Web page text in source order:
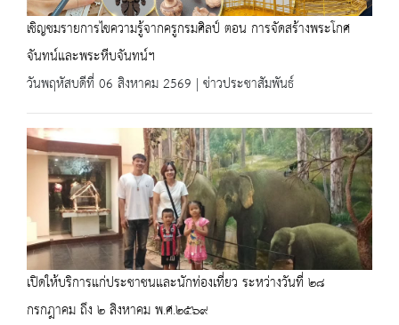
เชิญชมรายการไขความรู้จากครูกรมศิลป์ ตอน การจัดสร้างพระโกศ
จันทน์และพระหีบจันทน์ฯ
วันพฤหัสบดีที่ 06 สิงหาคม 2569 | ข่าวประชาสัมพันธ์
เปิดให้บริการแก่ประชาชนและนักท่องเที่ยว ระหว่างวันที่ ๒๘
กรกฎาคม ถึง ๒ สิงหาคม พ.ศ.๒๕๖๙